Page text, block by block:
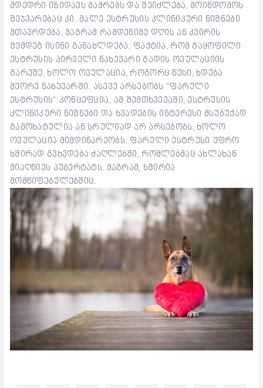
მდედრი იზიდავს მამრებს და შეიძლება, მოინდომოს
შეჯვარებაც კი. მალე ესტრუსის კლინიკური ნიშნები
მთავრდება, მაგრამ რამდენიმე დღის ან კვირის
შემდეგ ისინი განახლდება. ფაქტია, რომ გაყოფილი
ესტრუსის პირველი ნახევარი გადის ოვულაციის
გარეშე, ხოლო ოვულაცია, როგორც წესი, ხდება
მეორე ნახევარში. ასევე არსებობს “ფარული
ესტრუსის“ კონცეფცია. ამ შემთხვევაში, ესტრუსის
კლინიკური ნიშნები და ხვადების ინტერესი მსუბუქად
გამოხატულია ან სრულიად არ არსებობს, ხოლო
ოვულაცია მიმდინარეობს. ფარული ესტრუსი უფრო
ხშირად გვხვდება ძაღლებში, რომლებმაც ახლახან
მიაღწიეს პუბერტატს, მაგრამ, ხშირია
მომწიფებულებშიც.